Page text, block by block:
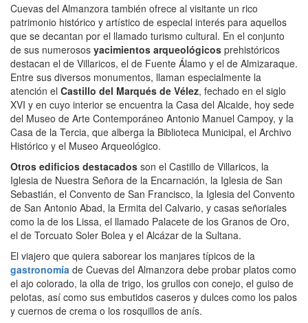
Cuevas del Almanzora también ofrece al visitante un rico
patrimonio histórico y artístico de especial interés para aquellos
que se decantan por el llamado turismo cultural. En el conjunto
de sus numerosos yacimientos arqueológicos prehistóricos
destacan el de Villaricos, el de Fuente Álamo y el de Almizaraque.
Entre sus diversos monumentos, llaman especialmente la
atención el Castillo del Marqués de Vélez, fechado en el siglo
XVI y en cuyo interior se encuentra la Casa del Alcaide, hoy sede
del Museo de Arte Contemporáneo Antonio Manuel Campoy, y la
Casa de la Tercia, que alberga la Biblioteca Municipal, el Archivo
Histórico y el Museo Arqueológico.
Otros edificios destacados son el Castillo de Villaricos, la
Iglesia de Nuestra Señora de la Encarnación, la Iglesia de San
Sebastián, el Convento de San Francisco, la Iglesia del Convento
de San Antonio Abad, la Ermita del Calvario, y casas señoriales
como la de los Lissa, el llamado Palacete de los Granos de Oro,
el de Torcuato Soler Bolea y el Alcázar de la Sultana.
El viajero que quiera saborear los manjares típicos de la
gastronomía de Cuevas del Almanzora debe probar platos como
el ajo colorado, la olla de trigo, los grullos con conejo, el guiso de
pelotas, así como sus embutidos caseros y dulces como los palos
y cuernos de crema o los rosquillos de anís.